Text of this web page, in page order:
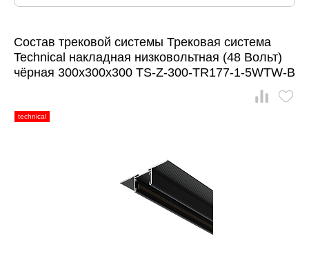
Состав трековой системы Трековая система
Technical накладная низковольтная (48 Вольт)
чёрная 300x300x300 TS-Z-300-TR177-1-5WTW-B
technical